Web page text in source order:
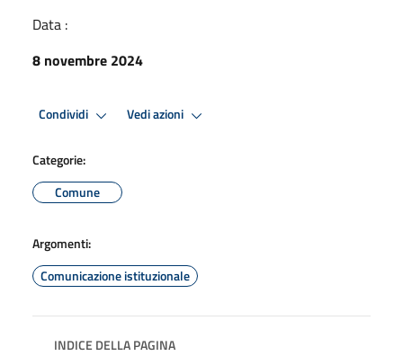
Data :
8 novembre 2024
Condividi Vedi azioni
Categorie:
Comune
Argomenti:
Comunicazione istituzionale
INDICE DELLA PAGINA